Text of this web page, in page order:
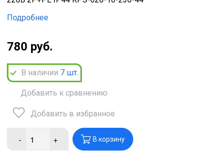
Подробнее
780 руб.
В наличии 7 шт.
Добавить к сравнению
Добавить в избранное
- + В корзину